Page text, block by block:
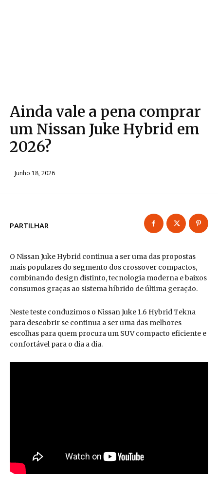
Ainda vale a pena comprar
um Nissan Juke Hybrid em
2026?
Junho 18, 2026
PARTILHAR
O Nissan Juke Hybrid continua a ser uma das propostas
mais populares do segmento dos crossover compactos,
combinando design distinto, tecnologia moderna e baixos
consumos graças ao sistema híbrido de última geração.
Neste teste conduzimos o Nissan Juke 1.6 Hybrid Tekna
para descobrir se continua a ser uma das melhores
escolhas para quem procura um SUV compacto eficiente e
confortável para o dia a dia.